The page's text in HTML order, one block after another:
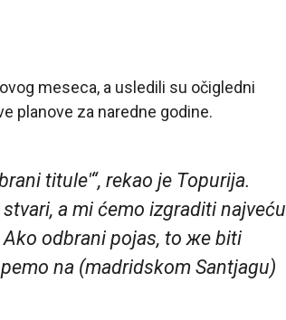
meseca, a usledili su očigledni
planove za naredne godine.
titule'“, rekao je Topurija.
stvari, a mi ćemo izgraditi najveću
Ako odbrani pojas, to жe biti
na (madridskom Santjagu)